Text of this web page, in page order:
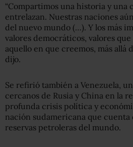
“Compartimos una historia y una
entrelazan. Nuestras naciones
del nuevo mundo (…). Y los más
valores democráticos, valores
aquello en que creemos, más allá
dijo.
Se refirió también a Venezuela,
cercanos de Rusia y China en la
profunda crisis política y
nación sudamericana que cuenta
reservas petroleras del mundo.